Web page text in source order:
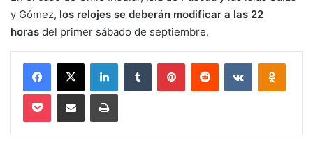
y Gómez, los relojes se deberán modificar a las 22
horas del primer sábado de septiembre.
Facebook
X LinkedInTumblr PinterestReddit VKontakte
Pocket Compartir via email Imprimir